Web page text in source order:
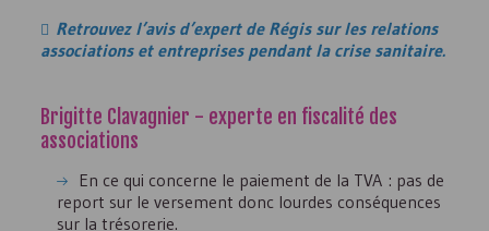
Retrouvez l’avis d’expert de Régis sur les relations
associations et entreprises pendant la crise sanitaire.
Brigitte Clavagnier - experte en fiscalité des
associations
En ce qui concerne le paiement de la TVA : pas de
report sur le versement donc lourdes conséquences
sur la trésorerie.